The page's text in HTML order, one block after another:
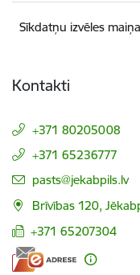
Sīkdatņu izvēles maiņa
Kontakti
+371 80205008
+371 65236777
E-pasts:
pasts@jekabpils.lv
Brīvības 120,
+371 65207304